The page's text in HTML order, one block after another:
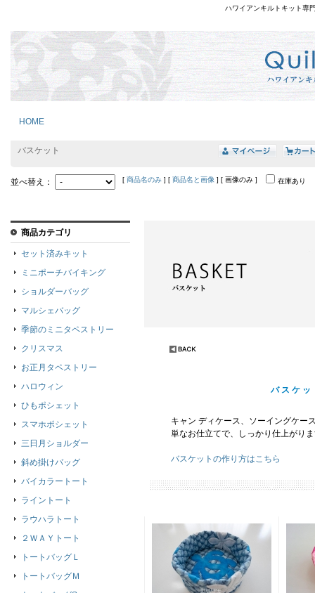
ハワイアンキルトキット専
HOME
バスケット
並べ替え： [ 商品名のみ ] [ 商品名と画像 ] [ 画像のみ ] 在庫あり
バスケ
キャン ディケース、ソーイングケー
単なお仕立てで、しっかり仕上がり
バスケットの作り方はこちら
商品カテゴリ
セット済みキット
ミニポーチバイキング
ショルダーバッグ
マルシェバッグ
季節のミニタペストリー
クリスマス
お正月タペストリー
ハロウィン
ひもポシェット
スマホポシェット
三日月ショルダー
斜め掛けバッグ
バイカラートート
ライントート
ラウハラトート
２ＷＡＹトート
トートバッグＬ
トートバッグＭ